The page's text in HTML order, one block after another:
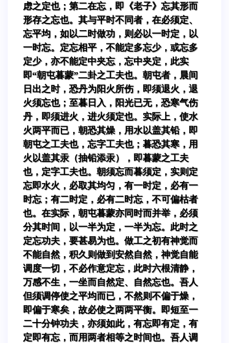
虑之定也；第二在忘，即《老子》忘其形而
形存之忘也。其与平时不同者，在必须定、
忘平均，如以二时做功，则必以一时定，以
一时忘。定忘相平，不能定多忘少，或忘多
定少，亦不能定中夹忘，忘中夹定，此实
即“朝屯暮蒙”二卦之工夫也。朝屯者，晨间
日出之时，恐丹为阳火所伤，即须退火，退
火须忘也；至暮日入，阳光已无，恐寒气伤
丹，即须进火，进火须定也。实际上，使水
火两平而已，朝恐其燥，用水以盖其铅，即
朝屯之工夫也，忘字工夫也；暮恐其寒，用
火以盖其汞（抽铅添汞），即暮蒙之工夫
也，定字工夫也。朝须忘而暮须定，实则定
忘即水火，必取其均匀，有一时定，必有一
时忘；有二时定，必有二时忘，不可偏枯者
也。在实际，朝屯暮蒙亦同时而并举，必须
分其时间，以一半为定，一半为忘。此时之
定忘功夫，要甚易为也。做工之初有神觉而
不能自然，积久则做到安然自然，神觉自能
调度一切，不必作意定忘，此时六根清静，
万感不生，一坐而自然定、自然忘也。吾人
但须调停使之平均而已，不然则不偏于燥，
即偏于寒矣，故必使之两两平衡。即短至一
二十分钟功夫，亦须如此，有忘即有定，有
定即有忘，而用两者相等之时间也。吾人调